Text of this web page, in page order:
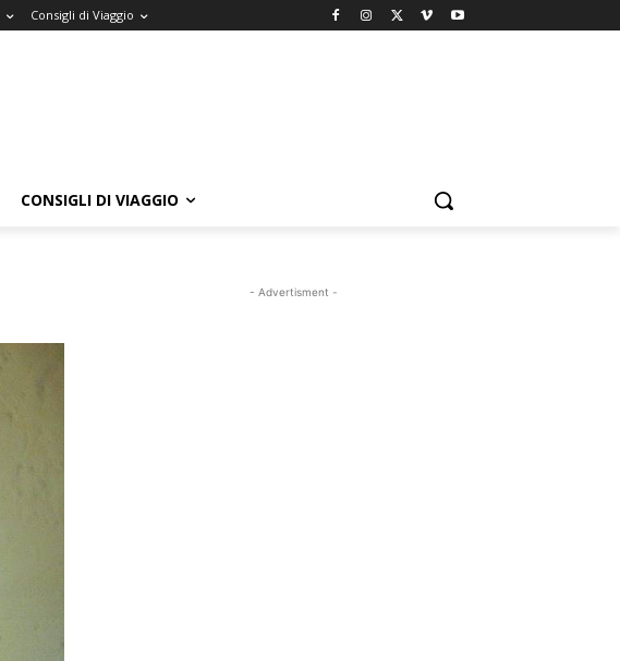
Consigli di Viaggio
CONSIGLI DI VIAGGIO
- Advertisment -